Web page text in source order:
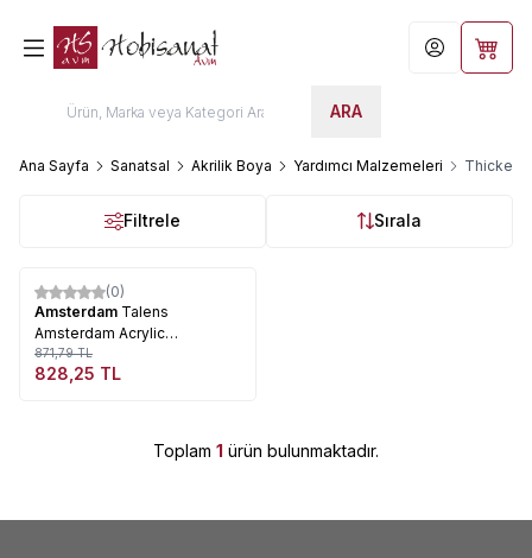
ARA
Hesabım
Ana Sayfa Sanatsal Akrilik Boya Yardımcı Malzemeleri
Filtrele Sırala
%5
(0)
Amsterdam Talens
Amsterdam Acrylic
Thickening Medium No: 040
250ml
871,79TL
828,25 TL
Toplam 1 ürün bulunmaktadır.